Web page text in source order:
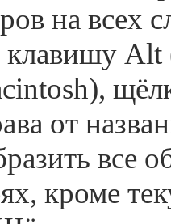
на всех
клавишу
от
все
кроме